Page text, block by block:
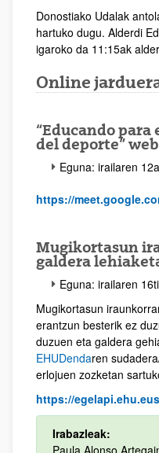
Donostiako Udalak
hartuko dugu. Alderdi
igaroko da 11:15ak
Online
“Educando para
del deporte”
Eguna: irailaren
https://
Mugikortasun
galdera
Eguna: irailaren
Mugikortasun
erantzun besterik ez
duzuen eta galdera
EHUDendaren
erlojuen zozketan
https://
Irabazleak:
Paula Alonso